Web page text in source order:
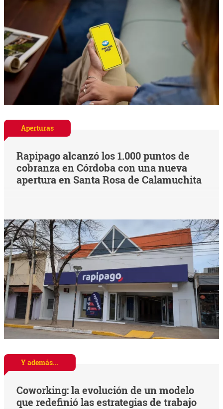
Aperturas
Rapipago alcanzó los 1.000 puntos de
cobranza en Córdoba con una nueva
apertura en Santa Rosa de Calamuchita
Y además...
Coworking: la evolución de un modelo
que redefinió las estrategias de trabajo